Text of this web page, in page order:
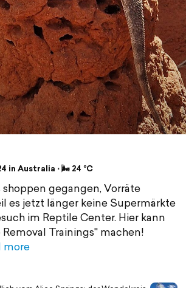
in Australia ⋅ 🌬 24 °C
gegangen, Vorräte
es jetzt länger keine Supermärkte
im Reptile Center. Hier kann
Removal Trainings" machen!
more